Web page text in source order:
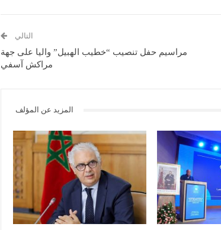
التالي
مراسيم حفل تنصيب “خطيب الهبيل” واليا على جهة
مراكش آسفي
المزيد عن المؤلف